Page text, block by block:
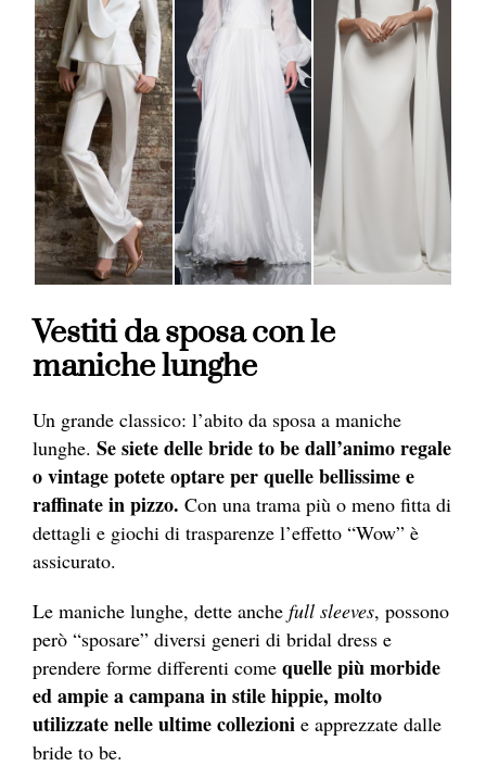
Vestiti da sposa con le
maniche lunghe
Un grande classico: l’abito da sposa a maniche
lunghe. Se siete delle bride to be dall’animo regale
o vintage potete optare per quelle bellissime e
raffinate in pizzo. Con una trama più o meno fitta di
dettagli e giochi di trasparenze l’effetto “Wow” è
assicurato.
Le maniche lunghe, dette anche full sleeves, possono
però “sposare” diversi generi di bridal dress e
prendere forme differenti come quelle più morbide
ed ampie a campana in stile hippie, molto
utilizzate nelle ultime collezioni e apprezzate dalle
bride to be.